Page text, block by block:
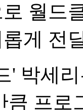
월드
게 전
' 박세
큼 프